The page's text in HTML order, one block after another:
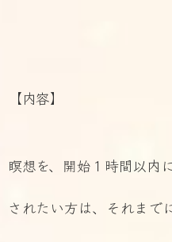
【内容】
瞑想を、開始１時間以内
されたい方は、それまで